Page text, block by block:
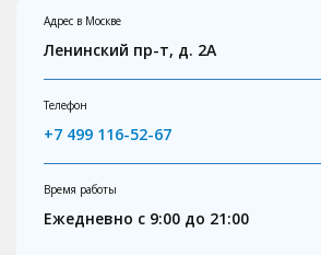
Адрес в Москве
Ленинский пр-т, д. 2А
Телефон
+7 499 116-52-67
Время работы
Ежедневно с 9:00 до 21:00